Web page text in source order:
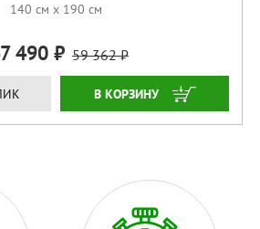
140 см x 190 см
490 59 362
КУПИТЬ